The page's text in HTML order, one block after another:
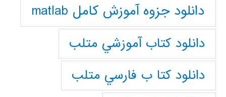
دانلود جزوه آموزش کامل matlab
دانلود كتاب آموزشي متلب
دانلود كتا ب فارسي متلب